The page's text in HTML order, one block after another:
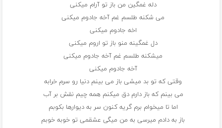
دله غمگین من باز تو آرام میکنی
می شکنه طلسم غم آخه جادوم میکنی
اخه جادوم میکنی
دل غمگینه منو باز تو اروم میکنی
میشکنه طلسم غم آخه جادوم میکنی
آخه جادوم میکنی
وقتی که تو بد میشی باز می بینم دنیا رو سرم خرابه
می بینم که باز دارم دق میکنم همه چیم نقش بر آب
اما تا میخوام برم گریه کنون سر به دیوارها بکوبم
باز به دادم میرسی به من میگی عشقمی تو خوبه خوبم